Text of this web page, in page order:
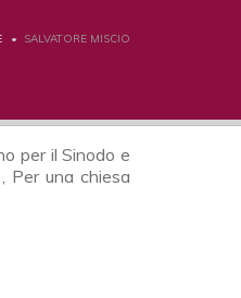
SALVATORE MISCIO
per il Sinodo e
Per una chiesa